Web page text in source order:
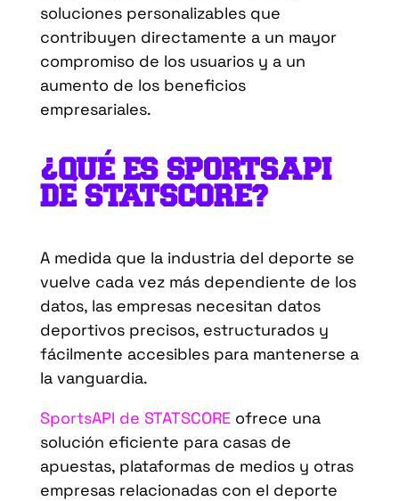
soluciones personalizables que
contribuyen directamente a un mayor
compromiso de los usuarios y a un
aumento de los beneficios
empresariales.
¿QUÉ ES SPORTSAPI
DE STATSCORE?
A medida que la industria del deporte se
vuelve cada vez más dependiente de los
datos, las empresas necesitan datos
deportivos precisos, estructurados y
fácilmente accesibles para mantenerse a
la vanguardia.
SportsAPI de STATSCOREofrece una
solución eficiente para casas de
apuestas, plataformas de medios y otras
empresas relacionadas con el deporte